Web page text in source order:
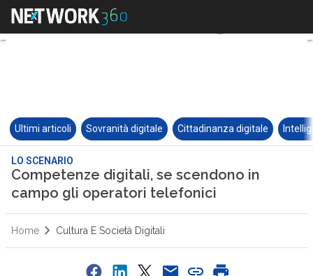
Ultimi articoli Sovranità digitale Cittadinanza digitale
LO SCENARIO
Competenze digitali, se scendono in
campo gli operatori telefonici
Home Cultura E Società Digitali